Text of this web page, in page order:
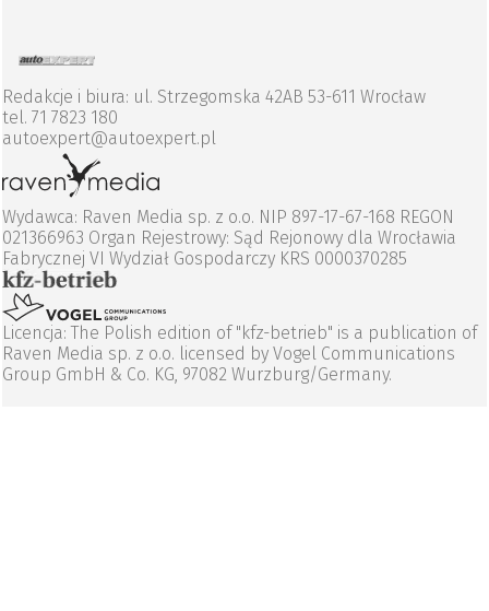
Redakcje i biura: ul. Strzegomska 42AB 53-611 Wrocław
tel. 71 7823 180
autoexpert@autoexpert.pl
Wydawca: Raven Media sp. z o.o. NIP 897-17-67-168 REGON
021366963 Organ Rejestrowy: Sąd Rejonowy dla Wrocławia
Fabrycznej VI Wydział Gospodarczy KRS 0000370285
Licencja: The Polish edition of "kfz-betrieb" is a publication of
Raven Media sp. z o.o. licensed by Vogel Communications
Group GmbH & Co. KG, 97082 Wurzburg/Germany.